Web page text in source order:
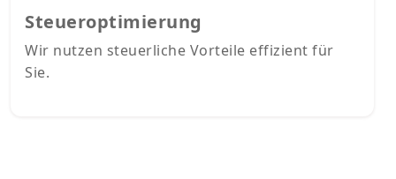
Steueroptimierung
Wir nutzen steuerliche Vorteile effizient für
Sie.